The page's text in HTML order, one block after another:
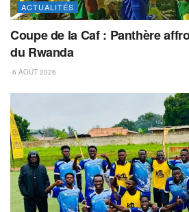
ACTUALITÉS
Coupe de la Caf : Panthère
du Rwanda
6 AOÛT 2026